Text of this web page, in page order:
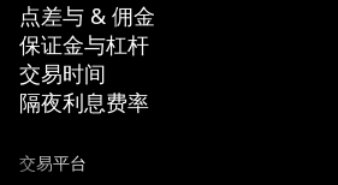
点差与 & 佣金
保证金与杠杆
交易时间
隔夜利息费率
交易平台